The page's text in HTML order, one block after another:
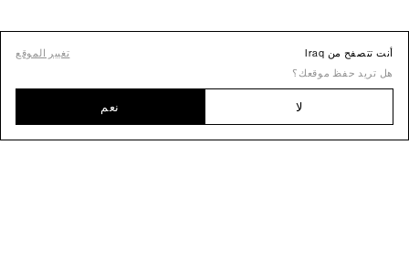
أنت تتصفح من Iraq
تغيير الموقع
هل تريد حفظ موقعك؟
لا نعم